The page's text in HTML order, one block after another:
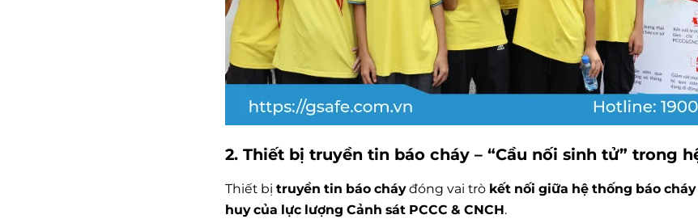
2. Thiết bị truyền tin báo cháy – “Cầu nối sinh tử” trong
Thiết bị truyền tin báo cháyđóng vai trò kết nối giữa hệ thống báo
huy của lực lượng Cảnh sát PCCC & CNCH.